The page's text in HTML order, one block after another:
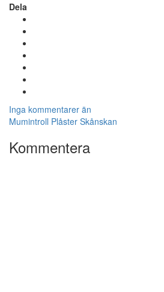
Dela
Inga kommentarer än
Mumintroll Plåster Skånskan
Kommentera